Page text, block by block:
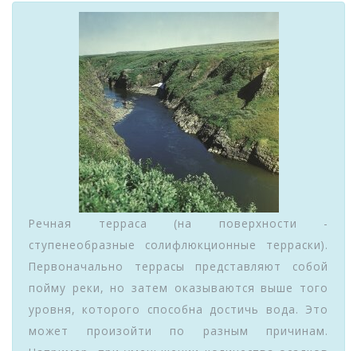
Речная терраса (на поверхности -
ступенеобразные солифлюкционные терраски).
Первоначально террасы представляют собой
пойму реки, но затем оказываются выше того
уровня, которого способна достичь вода. Это
может произойти по разным причинам.